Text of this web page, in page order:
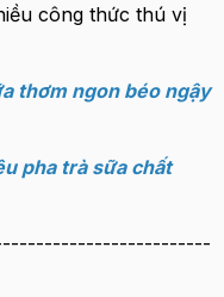
công thức thú vị
thơm ngon béo ngậy
pha trà sữa chất